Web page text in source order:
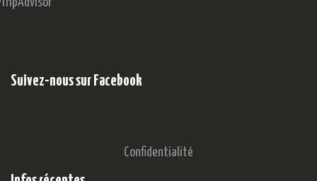
Suivez-nous sur Facebook
Confidentialité